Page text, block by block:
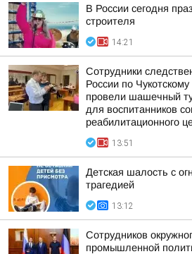
В России сегодня
строителя
14:21
Сотрудники
России по
провели шашечный
для воспитанников
реабилитационного
13:51
Детская шалость с
трагедией
13:12
Сотрудников
промышленной